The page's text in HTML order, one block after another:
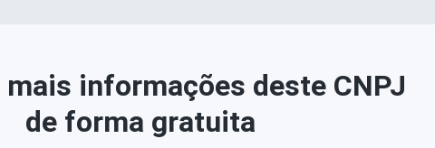
mais informações deste CNPJ
de forma gratuita